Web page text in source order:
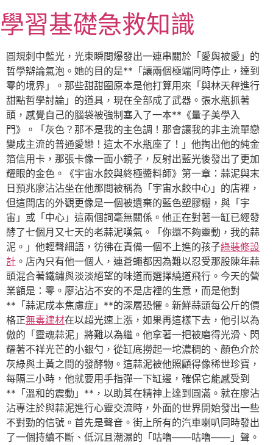
至
主
要
內
容
學習基礎急救知識
圓規刺中藍光，光束瞬間爆發出一連串關於「愛與被愛」的
哲學辯論氣泡。她的目的是**「讓兩個極端同時停止，達到
零的境界」。那些甜甜圈原本是他打算用來「與林天秤進行
甜點哲學討論」的道具，現在全部成了武器。張水瓶抓著
頭，感覺自己的腦袋被強制塞入了一本**《量子美學入
門》。「灰色？那不是我的主色調！那會讓我的非主流單戀
變成主流的普通愛戀！這太不水瓶座了！」他掏出他的純金
箔信用卡，那張卡像一面小鏡子，反射出藍光後發出了更加
耀眼的金色。《宇宙水餃與終極醬料師》第一章：蒜泥與末
日預兆廖沾沾坐在他那間被稱為「宇宙水餃中心」的店裡，
但這間店的外觀更像是一個被遺棄的藍色塑膠棚，與「宇
宙」或「中心」這兩個詞毫無關係。他正在對著一缸已經發
酵了七個月又七天的老蒜泥嘆氣。「你還不夠靈動，我的蒜
泥。」他輕聲細語，彷彿在責備一個不上進的孩子綠裝修設
計 。店內只有他一個人，連蒼蠅都因為難以忍受那股陳年蒜
頭混合著鐵鏽與淡淡絕望的味道而選擇繞道飛行。今天的營
業額是：零。廖沾沾不安的不是店裡的生意，而是他對
**「蒜泥成本焦慮症」**的深層恐懼。新鮮蒜頭每公斤的價
格正無毒建材在以超光速上漲，如果再這樣下去，他引以為
傲的「靈魂蒜泥」將難以為繼。他拿著一把被磨得光滑、閃
耀著不祥光芒的小銀勺，從缸底撈起一坨濃稠的、顏色介於
灰綠與土黃之間的發酵物。這蒜泥被他照顧得像稀世珍寶，
每隔三小時，他就要用手指彈一下缸邊，確保它能感受到
**「溫和的震動」**，以助其在精神上達到圓滿。就在廖沾
沾專注於與蒜泥進行心靈交流時，外面的世界開始發出一些
不對勁的信號。首先是聲音。街上所有的汽車喇叭同時發出
了一個持續不斷、低沉且潮濕的「咕嚕——咕嚕——」聲。